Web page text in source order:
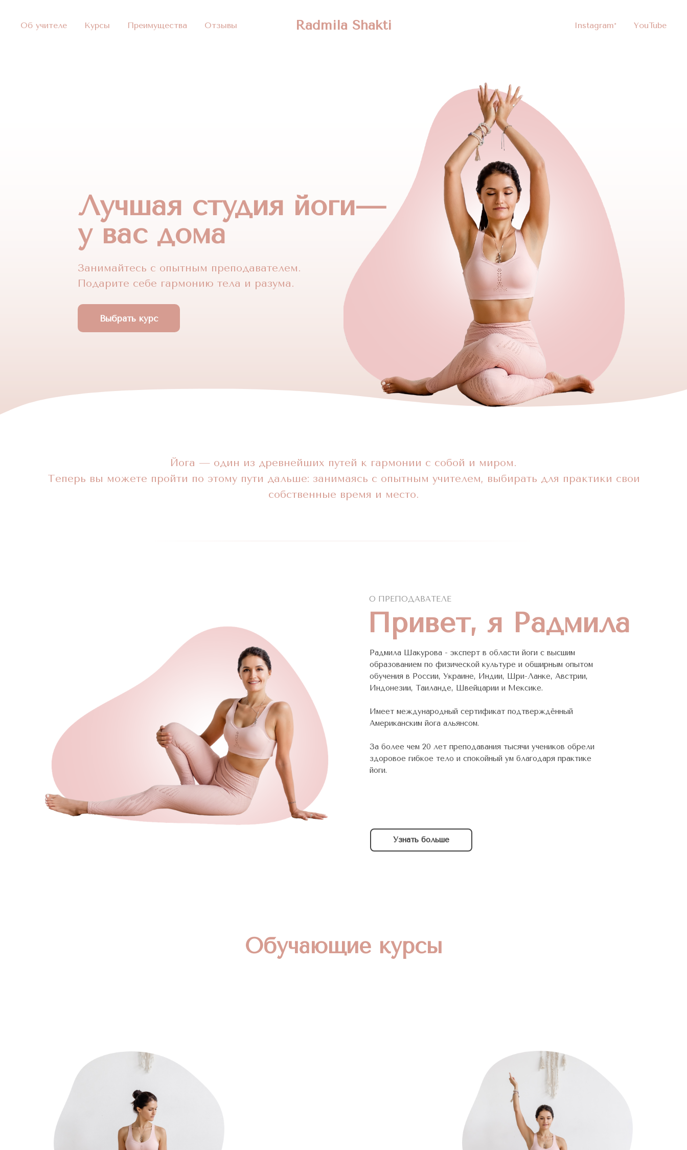
Radmila Shakti
Об учителе Курсы Преимущества Отзывы Instagram* YouTube
Занимайтесь с опытным преподавателем.
Подарите себе гармонию тела и разума.
Лучшая студия йоги—
у вас дома
Выбрать курс
Йога — один из древнейших путей к гармонии с собой и миром.
Теперь вы можете пройти по этому пути дальше: занимаясь с опытным учителем, выбирать для практики свои
собственные время и место.
Привет, я Радмила
Радмила Шакурова - эксперт в области йоги с высшим
образованием по физической культуре и обширным опытом
обучения в России, Украине, Индии, Шри-Ланке, Австрии,
Индонезии, Таиланде, Швейцарии и Мексике.
Имеет международный сертификат подтверждённый
Американским йога альянсом.
За более чем 20 лет преподавания тысячи учеников обрели
здоровое гибкое тело и спокойный ум благодаря практике
йоги.
Узнать больше
О ПРЕПОДАВАТЕЛЕ
Обучающие курсы